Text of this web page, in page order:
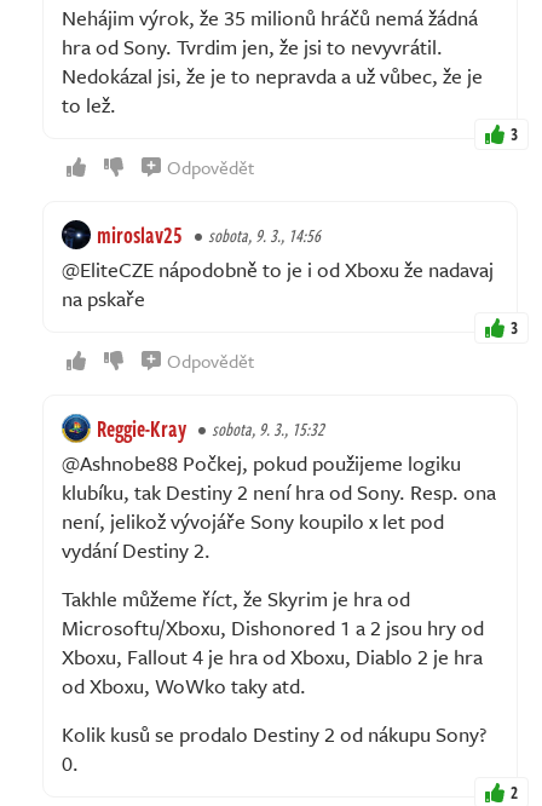
Nehájim výrok, že 35 milionů hráčů nemá žádná
hra od Sony. Tvrdim jen, že jsi to nevyvrátil.
Nedokázal jsi, že je to nepravda a už vůbec, že je
to lež.
3
Odpovědět
miroslav25 sobota, 9. 3., 14:56
@EliteCZE nápodobně to je i od Xboxu že nadavaj
na pskaře
3
Odpovědět
Reggie-Kray sobota, 9. 3., 15:32
@Ashnobe88 Počkej, pokud použijeme logiku
klubíku, tak Destiny 2 není hra od Sony. Resp. ona
není, jelikož vývojáře Sony koupilo x let pod
vydání Destiny 2.
Takhle můžeme říct, že Skyrim je hra od
Microsoftu/Xboxu, Dishonored 1 a 2 jsou hry od
Xboxu, Fallout 4 je hra od Xboxu, Diablo 2 je hra
od Xboxu, WoWko taky atd.
Kolik kusů se prodalo Destiny 2 od nákupu Sony?
0.
2